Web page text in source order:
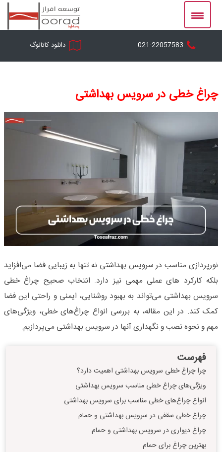
Skip
content
دانلود کاتالوگ 021-22057583
چراغ خطی در سرویس بهداشتی
نورپردازی مناسب در سرویس بهداشتی نه تنها به زیبایی فضا می‌افزاید
بلکه کارکرد های عملی مهمی نیز دارد. انتخاب صحیح چراغ خطی
سرویس بهداشتی می‌تواند به بهبود روشنایی، ایمنی و راحتی این فضا
کمک کند. در این مقاله، به بررسی انواع چراغ‌های خطی، ویژگی‌های
مهم و نحوه نصب و نگهداری آنها در سرویس بهداشتی می‌پردازیم.
فهرست
چرا چراغ خطی سرویس بهداشتی اهمیت دارد؟
ویژگی‌های چراغ خطی مناسب سرویس بهداشتی
انواع چراغ‌های خطی مناسب برای سرویس بهداشتی
چراغ خطی سقفی در سرویس بهداشتی و حمام
چراغ دیواری در سرویس بهداشتی و حمام
بهترین چراغ برای حمام